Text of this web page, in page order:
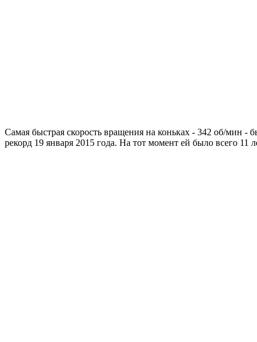
Самая быстрая скорость вращения на коньках - 342 об/мин
рекорд 19 января 2015 года. На тот момент ей было всего 11